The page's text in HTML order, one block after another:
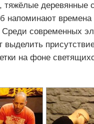
тяжёлые деревянные
напоминают времена
Среди современных
выделить
на фоне